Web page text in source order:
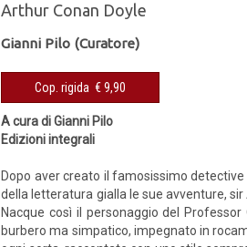
Arthur Conan Doyle
Gianni Pilo (Curatore)
Cop. rigida € 9,90
A cura di Gianni Pilo
Edizioni integrali
Dopo aver creato il famosissimo
della letteratura gialla le sue avventure,
Nacque così il personaggio del
burbero ma simpatico, impegnato in